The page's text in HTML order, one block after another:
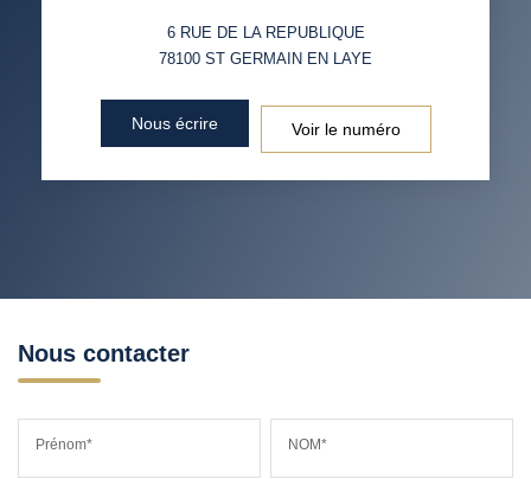
SUPERFICIE :
RÉSULTATS DES LYCÉES ECOLES ET CRÈCHES
COMMERCES
6 RUE DE LA REPUBLIQUE
78100 ST GERMAIN EN LAYE
Nous écrire Voir le numéro
Nous contacter
Prénom* NOM*